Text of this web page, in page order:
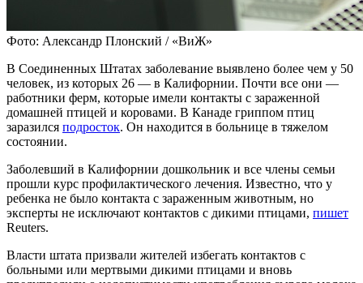
Фото: Александр Плонский / «ВиЖ»
В Соединенных Штатах заболевание выявлено более чем у 50
человек, из которых 26 — в Калифорнии. Почти все они —
работники ферм, которые имели контакты с зараженной
домашней птицей и коровами. В Канаде гриппом птиц
заразился подросток. Он находится в больнице в тяжелом
состоянии.
Заболевший в Калифорнии дошкольник и все члены семьи
прошли курс профилактического лечения. Известно, что у
ребенка не было контакта с зараженным животным, но
эксперты не исключают контактов с дикими птицами, пишет
Reuters.
Власти штата призвали жителей избегать контактов с
больными или мертвыми дикими птицами и вновь